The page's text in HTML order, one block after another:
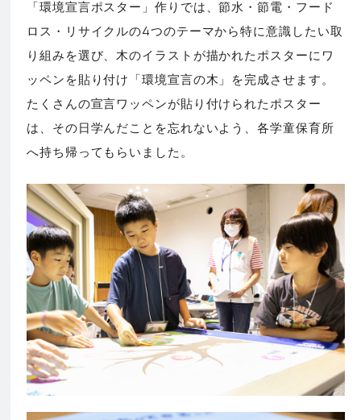
「環境宣言ポスター」作りでは、節水・節電・フード
ロス・リサイクルの4つのテーマから特に意識したい取
り組みを選び、木のイラストが描かれたポスターにワ
ッペンを貼り付け「環境宣言の木」を完成させます。
たくさんの宣言ワッペンが貼り付けられたポスター
は、その日学んだことを忘れないよう、各学童保育所
へ持ち帰ってもらいました。